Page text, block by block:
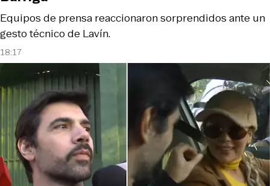
18:17
Equipos de prensa reaccionaron sorprendidos ante un
gesto técnico de Lavín.